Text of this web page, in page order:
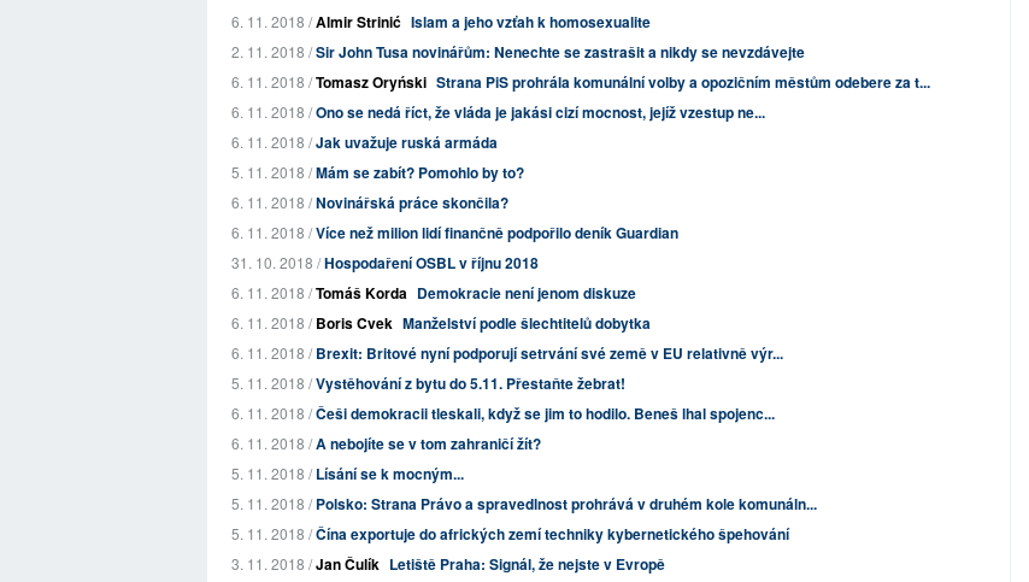
6. 11. 2018 /Almir Strinić Islam a jeho vzťah k homosexualite
2. 11. 2018 /Sir John Tusa novinářům: Nenechte se zastrašit a nikdy se nevzdávejte
6. 11. 2018 /Tomasz Oryński Strana PiS prohrála komunální volby a opozičním městům odebere za t...
6. 11. 2018 /Ono se nedá říct, že vláda je jakási cizí mocnost, jejíž vzestup ne...
6. 11. 2018 /Jak uvažuje ruská armáda
5. 11. 2018 /Mám se zabít? Pomohlo by to?
6. 11. 2018 /Novinářská práce skončila?
6. 11. 2018 /Více než milion lidí finančně podpořilo deník Guardian
31. 10. 2018 /Hospodaření OSBL v říjnu 2018
6. 11. 2018 /Tomáš Korda Demokracie není jenom diskuze
6. 11. 2018 /Boris Cvek Manželství podle šlechtitelů dobytka
6. 11. 2018 /Brexit: Britové nyní podporují setrvání své země v EU relativně výr...
5. 11. 2018 /Vystěhování z bytu do 5.11. Přestaňte žebrat!
6. 11. 2018 /Češi demokracii tleskali, když se jim to hodilo. Beneš lhal spojenc...
6. 11. 2018 /A nebojíte se v tom zahraničí žít?
5. 11. 2018 /Lísání se k mocným...
5. 11. 2018 /Polsko: Strana Právo a spravedlnost prohrává v druhém kole komunáln...
5. 11. 2018 /Čína exportuje do afrických zemí techniky kybernetického špehování
3. 11. 2018 /Jan Čulík Letiště Praha: Signál, že nejste v Evropě